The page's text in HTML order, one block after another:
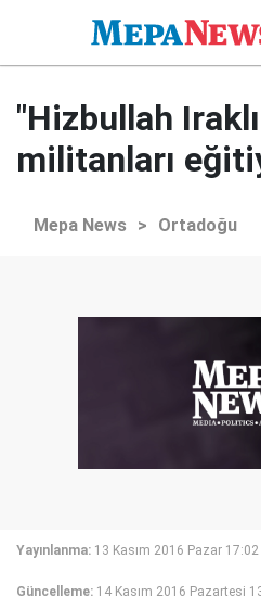
"Hizbullah
militanları
Mepa News > Ortadoğu
Yayınlanma: 13 Kasım 2016 Pazar 17:02
Güncelleme: 14 Kasım 2016 Pazartesi